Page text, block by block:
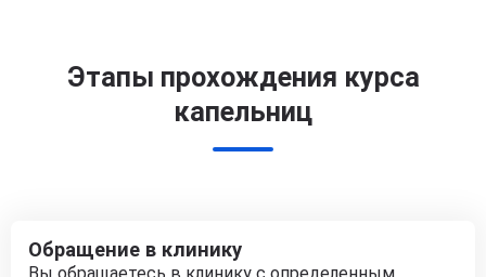
Этапы прохождения курса
капельниц
Обращение в клинику